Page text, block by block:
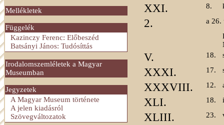
Mellékletek
Függelék
Kazinczy Ferenc: Előbeszéd
Batsányi János: Tudósíttás
Irodalomszemléletek a Magyar
Museumban
Jegyzetek
A Magyar Museum története
A jelen kiadásról
Szövegváltozatok
XXI. 8.
2.
a 26.
V. 18.
XXXI. 17.
XXXVIII. 12.
XLI. 18.
XLIII. 23.